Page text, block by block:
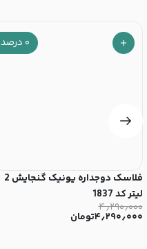
۰ درصد
فلاسک دوجداره یونیک گنجایش 2
لیتر کد 1837
۴٫۲۹۰٫۰۰۰
۴٫۲۹۰٫۰۰۰تومان